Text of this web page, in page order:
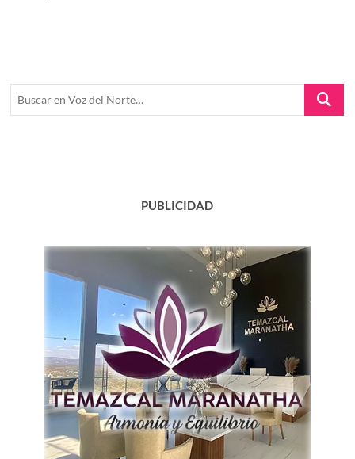
Buscar
PUBLICIDAD